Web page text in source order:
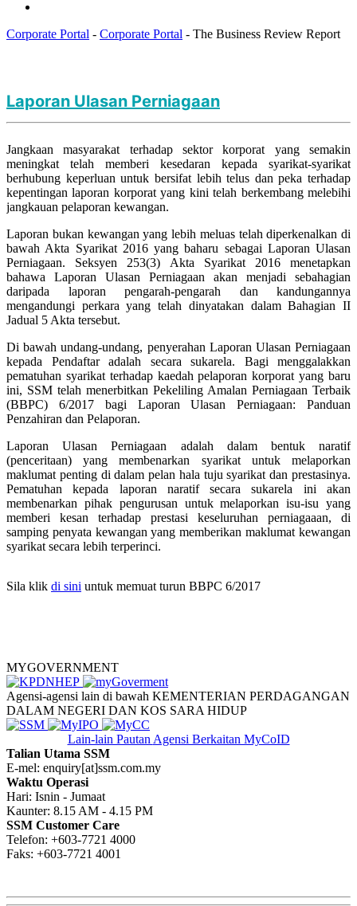
Corporate Portal - Corporate Portal - The Business Review Report
Laporan Ulasan Perniagaan
Jangkaan masyarakat terhadap sektor korporat yang semakin
meningkat telah memberi kesedaran kepada syarikat-syarikat
berhubung keperluan untuk bersifat lebih telus dan peka terhadap
kepentingan laporan korporat yang kini telah berkembang melebihi
jangkauan pelaporan kewangan.
Laporan bukan kewangan yang lebih meluas telah diperkenalkan di
bawah Akta Syarikat 2016 yang baharu sebagai Laporan Ulasan
Perniagaan. Seksyen 253(3) Akta Syarikat 2016 menetapkan
bahawa Laporan Ulasan Perniagaan akan menjadi sebahagian
daripada laporan pengarah-pengarah dan kandungannya
mengandungi perkara yang telah dinyatakan dalam Bahagian II
Jadual 5 Akta tersebut.
Di bawah undang-undang, penyerahan Laporan Ulasan Perniagaan
kepada Pendaftar adalah secara sukarela. Bagi menggalakkan
pematuhan syarikat terhadap kaedah pelaporan korporat yang baru
ini, SSM telah menerbitkan Pekeliling Amalan Perniagaan Terbaik
(BBPC) 6/2017 bagi Laporan Ulasan Perniagaan: Panduan
Penzahiran dan Pelaporan.
Laporan Ulasan Perniagaan adalah dalam bentuk naratif
(penceritaan) yang membenarkan syarikat untuk melaporkan
maklumat penting di dalam pelan hala tuju syarikat dan prestasinya.
Pematuhan kepada laporan naratif secara sukarela ini akan
membenarkan pihak pengurusan untuk melaporkan isu-isu yang
memberi kesan terhadap prestasi keseluruhan perniagaaan, di
samping penyata kewangan yang memberikan maklumat kewangan
syarikat secara lebih terperinci.
Sila klik di sini​ ​ untuk memuat turun BBPC 6/2017​
MYGOVERNMENT
Agensi-agensi lain di bawah KEMENTERIAN PERDAGANGAN
DALAM NEGERI DAN KOS SARA HIDUP
Lain-lain Pautan Agensi Berkaitan MyCoID
Talian Utama SSM
E-mel: enquiry[at]ssm.com.my
Waktu Operasi
Hari: Isnin - Jumaat
Kaunter: 8.15 AM - 4.15 PM
SSM Customer Care
Telefon: +603-7721 4000
Faks: +603-7721 4001